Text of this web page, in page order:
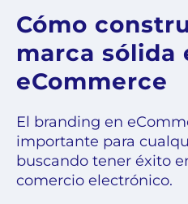
Cómo
marca sólida
eCommerce
El branding en
importante para
buscando tener éxito
comercio electrónico.